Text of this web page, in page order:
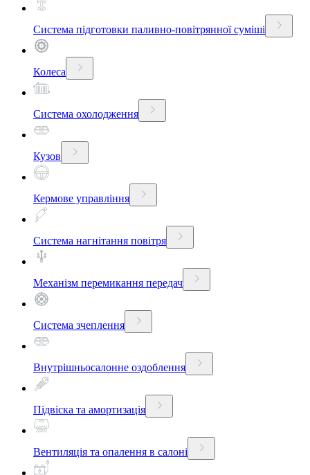
Система підготовки паливно-повітрянної суміші
Колеса
Система охолодження
Кузов
Кермове управління
Система нагнітання повітря
Механізм перемикання передач
Система зчеплення
Внутрішньосалонне оздоблення
Підвіска та амортизація
Вентиляція та опалення в салоні